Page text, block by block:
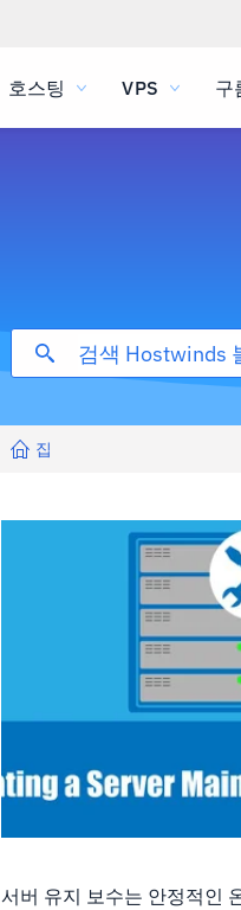
호스팅 VPS 구
집
서버 유지 보수는 안정적인